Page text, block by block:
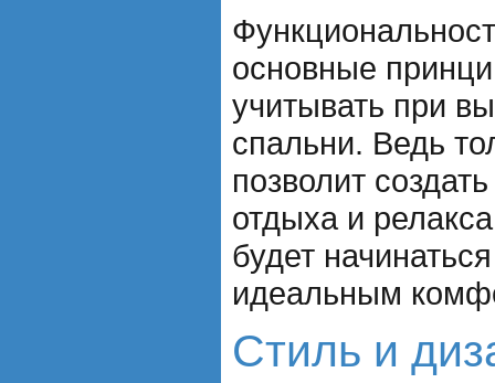
основные
учитывать при
спальни. Ведь
позволит
отдыха и
будет
идеальным
Стиль и